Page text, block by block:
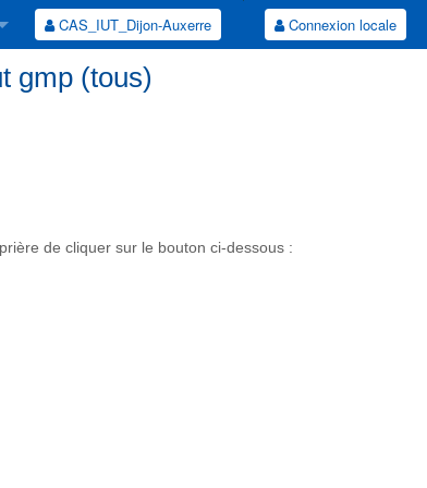
CAS_IUT_Dijon-Auxerre Connexion locale
gmp (tous)
de cliquer sur le bouton ci-dessous :